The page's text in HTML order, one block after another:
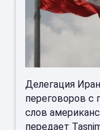
Делегация
переговоров с
слов
передает